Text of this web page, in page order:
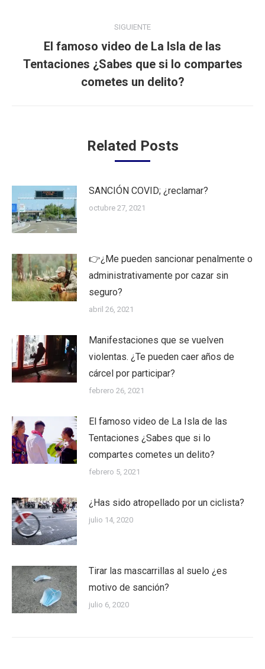
SIGUIENTE
Publicación
siguiente:
El famoso video de La Isla de las
Tentaciones ¿Sabes que si lo compartes
cometes un delito?
Related Posts
SANCIÓN COVID; ¿reclamar?
octubre 27, 2021
👉¿Me pueden sancionar penalmente o
administrativamente por cazar sin
seguro?
abril 26, 2021
Manifestaciones que se vuelven
violentas. ¿Te pueden caer años de
cárcel por participar?
febrero 26, 2021
El famoso video de La Isla de las
Tentaciones ¿Sabes que si lo
compartes cometes un delito?
febrero 5, 2021
¿Has sido atropellado por un ciclista?
julio 14, 2020
Tirar las mascarrillas al suelo ¿es
motivo de sanción?
julio 6, 2020